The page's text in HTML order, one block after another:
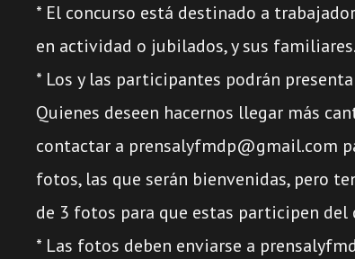
* El concurso está destinado a
en actividad o jubilados, y sus familiares.
* Los y las participantes podrán
Quienes deseen hacernos llegar más
contactar a prensalyfmdp@gmail.com
fotos, las que serán bienvenidas, pero
de 3 fotos para que estas participen del
* Las fotos deben enviarse a